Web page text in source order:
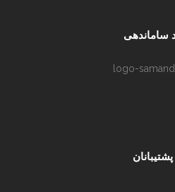
ساماندهی
پشتیبانان